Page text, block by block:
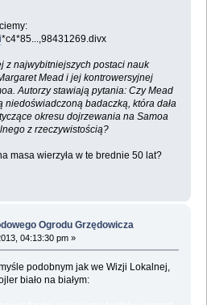
*c4*85...,98431269.divx
z najwybitniejszych postaci nauk
Mead i jej kontrowersyjnej
Autorzy stawiają pytania: Czy Mead
niedoświadczoną badaczką, która dała
okresu dojrzewania na Samoa
z rzeczywistością?
masa wierzyła w te brednie 50 lat?
Ogrodu Grzędowicza
04:13:30 pm »
podobnym jak we Wizji Lokalnej,
biało na białym: